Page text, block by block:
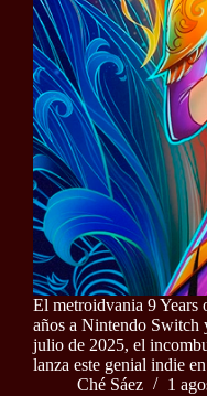
El metroidvania 9 Years
años a Nintendo Switch
julio de 2025, el
lanza este genial indie
Ché Sáez
1